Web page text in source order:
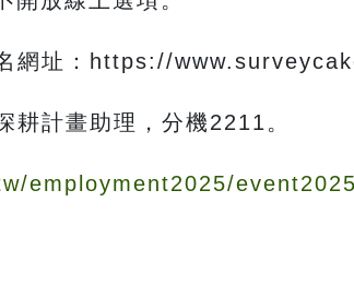
網址：https://
耕計畫助理，分機2211。
employment2025/